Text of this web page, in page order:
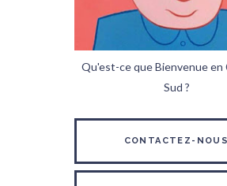
Qu'est-ce que Bienvenue en
Sud ?
CONTACTEZ-NOUS